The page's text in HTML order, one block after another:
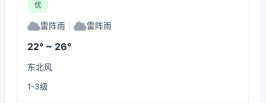
优
雷阵雨 雷阵雨
22° ~ 26°
东北风
1-3级